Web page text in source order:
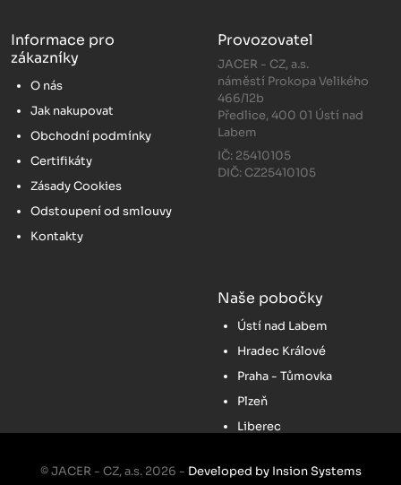
Informace pro
zákazníky
O nás
Jak nakupovat
Obchodní podmínky
Certifikáty
Zásady Cookies
Odstoupení od smlouvy
Kontakty
Provozovatel
JACER - CZ, a.s.
náměstí Prokopa Velikého
466/12b
Předlice, 400 01 Ústí nad
Labem
IČ: 25410105
DIČ: CZ25410105
Naše pobočky
Ústí nad Labem
Hradec Králové
Praha - Tůmovka
Plzeň
Liberec
© JACER - CZ, a.s. 2026 - Developed by Insion Systems